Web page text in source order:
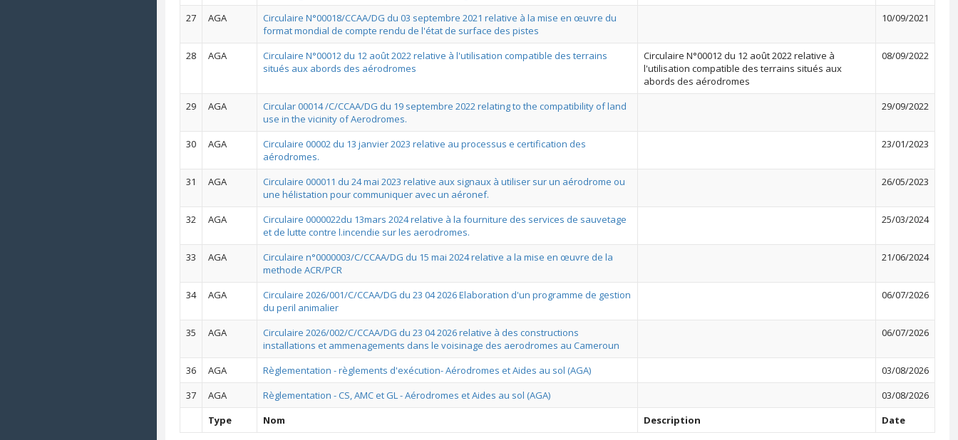
27 AGA
Circulaire N°00018/CCAA/DG du 03 septembre 2021 relative à la mise en œuvre du
format mondial de compte rendu de l'état de surface des pistes
10/09/2021
28 AGA
Circulaire N°00012 du 12 août 2022 relative à l'utilisation compatible des terrains
situés aux abords des aérodromes
Circulaire N°00012 du 12 août 2022 relative à
l'utilisation compatible des terrains situés aux
abords des aérodromes
08/09/2022
29 AGA
Circular 00014 /C/CCAA/DG du 19 septembre 2022 relating to the compatibility of land
use in the vicinity of Aerodromes.
29/09/2022
30 AGA
Circulaire 00002 du 13 janvier 2023 relative au processus e certification des
aérodromes.
23/01/2023
31 AGA
Circulaire 000011 du 24 mai 2023 relative aux signaux à utiliser sur un aérodrome ou
une hélistation pour communiquer avec un aéronef.
26/05/2023
32 AGA
Circulaire 0000022du 13mars 2024 relative à la fourniture des services de sauvetage
et de lutte contre l.incendie sur les aerodromes.
25/03/2024
33 AGA
Circulaire n°0000003/C/CCAA/DG du 15 mai 2024 relative a la mise en œuvre de la
methode ACR/PCR
21/06/2024
34 AGA
Circulaire 2026/001/C/CCAA/DG du 23 04 2026 Elaboration d'un programme de gestion
du peril animalier
06/07/2026
35 AGA
Circulaire 2026/002/C/CCAA/DG du 23 04 2026 relative à des constructions
installations et ammenagements dans le voisinage des aerodromes au Cameroun
06/07/2026
36 AGA Règlementation - règlements d'exécution- Aérodromes et Aides au sol (AGA)
03/08/2026
37
AGA Règlementation - CS, AMC et GL - Aérodromes et Aides au sol (AGA)
03/08/2026
Type
Nom Description Date